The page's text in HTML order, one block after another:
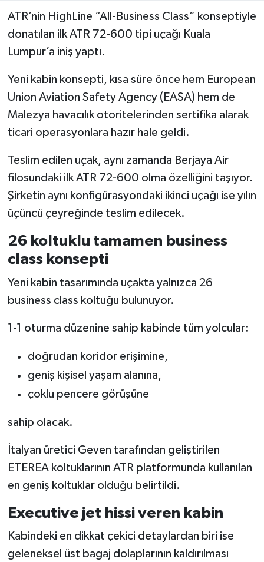
ATR’nin HighLine “All-Business Class” konseptiyle
donatılan ilk ATR 72-600 tipi uçağı Kuala
Lumpur’a iniş yaptı.
Yeni kabin konsepti, kısa süre önce hem European
Union Aviation Safety Agency (EASA) hem de
Malezya havacılık otoritelerinden sertifika alarak
ticari operasyonlara hazır hale geldi.
Teslim edilen uçak, aynı zamanda Berjaya Air
filosundaki ilk ATR 72-600 olma özelliğini taşıyor.
Şirketin aynı konfigürasyondaki ikinci uçağı ise yılın
üçüncü çeyreğinde teslim edilecek.
26 koltuklu tamamen business
class konsepti
Yeni kabin tasarımında uçakta yalnızca 26
business class koltuğu bulunuyor.
1-1 oturma düzenine sahip kabinde tüm yolcular:
doğrudan koridor erişimine,
geniş kişisel yaşam alanına,
çoklu pencere görüşüne
sahip olacak.
İtalyan üretici Geven tarafından geliştirilen
ETEREA koltuklarının ATR platformunda kullanılan
en geniş koltuklar olduğu belirtildi.
Executive jet hissi veren kabin
Kabindeki en dikkat çekici detaylardan biri ise
geleneksel üst bagaj dolaplarının kaldırılması